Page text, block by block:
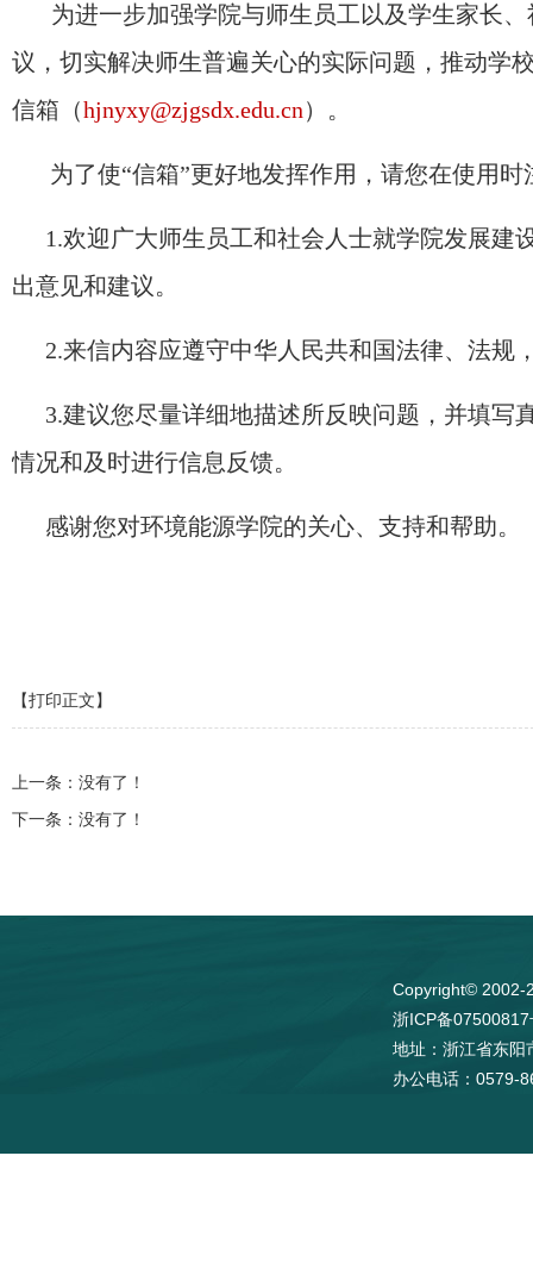
为进一步加强学院与师生员工以及学生家长
议，切实解决师生普遍关心的实际问题，推动学
信箱（hjnyxy@zjgsdx.edu.cn）。
为了使“信箱”更好地发挥作用，请您在使用
1.欢迎广大师生员工和社会人士就学院发展建
出意见和建议。
2.来信内容应遵守中华人民共和国法律、法规
3.建议您尽量详细地描述所反映问题，并填写
情况和及时进行信息反馈。
感谢您对环境能源学院的关心、支持和帮助。
【打印正文】
上一条：没有了！
下一条：没有了！
Copyright© 2002-
浙ICP备07500817
地址：浙江省东
办公电话：0579-